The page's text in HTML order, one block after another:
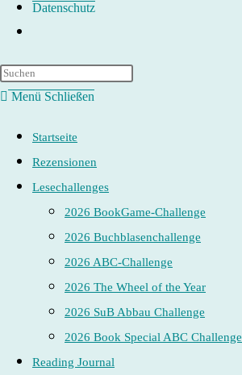
Datenschutz
umschalten
Menü Schließen
Startseite
Rezensionen
Lesechallenges
2026 BookGame-Challenge
2026 Buchblasenchallenge
2026 ABC-Challenge
2026 The Wheel of the Year
2026 SuB Abbau Challenge
2026 Book Special ABC Challenge
Reading Journal